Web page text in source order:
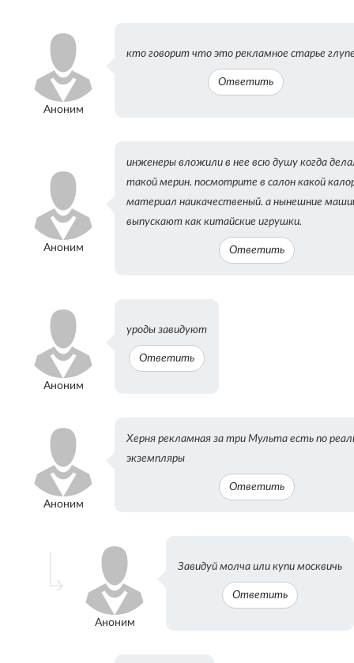
Аноним
кто говорит что это рекламное старье
Ответить
Аноним
инженеры вложили в нее всю душу когда
такой мерин. посмотрите в салон какой
материал наикачественый. а нынешние
выпускают как китайские игрушки.
Ответить
Аноним
уроды завидуют
Ответить
Аноним
Херня рекламная за три Мульта есть по
экземпляры
Ответить
Аноним
Завидуй молча или купи москвичь
Ответить